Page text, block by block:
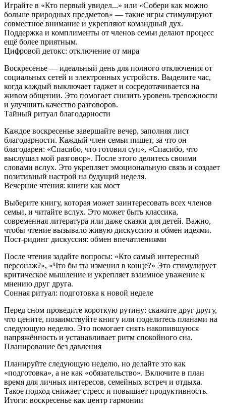
Играйте в «Кто первый увидел...» или «Собери как можно
больше природных предметов» — такие игры стимулируют
совместное внимание и укрепляют командный дух.
Поддержка и комплименты от членов семьи делают процесс
ещё более приятным.
Цифровой детокс: отключение от мира
Воскресенье — идеальный день для полного отключения от
социальных сетей и электронных устройств. Выделите час,
когда каждый выключает гаджет и сосредотачивается на
живом общении. Это помогает снизить уровень тревожности
и улучшить качество разговоров.
Тайный ритуал благодарности
Каждое воскресенье завершайте вечер, заполняя лист
благодарности. Каждый член семьи пишет, за что он
благодарен: «Спасибо, что готовил суп», «Спасибо, что
выслушал мой разговор». После этого делитесь своими
словами вслух. Это укрепляет эмоциональную связь и создает
позитивный настрой на будущий неделя.
Вечерние чтения: книги как мост
Выберите книгу, которая может заинтересовать всех членов
семьи, и читайте вслух. Это может быть классика,
современная литература или даже сказки для детей. Важно,
чтобы чтение вызывало живую дискуссию и обмен идеями.
Пост-ридинг дискуссия: обмен впечатлениями
После чтения задайте вопросы: «Кто самый интересный
персонаж?», «Что бы ты изменил в конце?» Это стимулирует
критическое мышление и укрепляет взаимное уважение к
мнению друг друга.
Сонная ритуал: подготовка к новой неделе
Перед сном проведите короткую рутину: скажите друг другу,
что цените, позаимствуйте книгу или поделитесь планами на
следующую неделю. Это помогает снять накопившуюся
напряжённость и устанавливает ритм спокойного сна.
Планирование без давления
Планируйте следующую неделю, но делайте это как
«подготовка», а не как «обязательство». Включите в план
время для личных интересов, семейных встреч и отдыха.
Такое подход снижает стресс и повышает продуктивность.
Итоги: воскресенье как центр гармонии